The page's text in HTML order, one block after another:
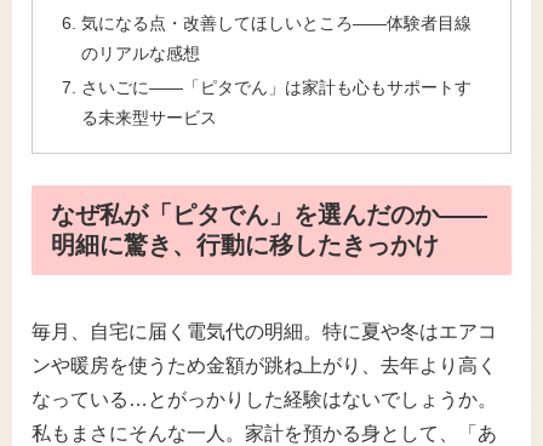
気になる点・改善してほしいところ――体験者目線
のリアルな感想
さいごに――「ピタでん」は家計も心もサポートす
る未来型サービス
なぜ私が「ピタでん」を選んだのか――
明細に驚き、行動に移したきっかけ
毎月、自宅に届く電気代の明細。特に夏や冬はエアコ
ンや暖房を使うため金額が跳ね上がり、去年より高く
なっている…とがっかりした経験はないでしょうか。
私もまさにそんな一人。家計を預かる身として、「あ